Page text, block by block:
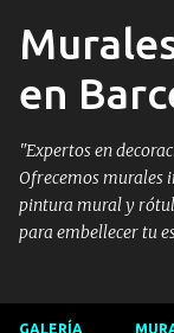
en
"Expertos en
Ofrecemos murales
pintura mural y
para embellecer tu
GALERÍA